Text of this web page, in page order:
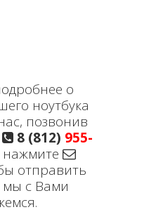
о
ноутбука
позвонив
8 (812) 955-
отправить
мы с Вами